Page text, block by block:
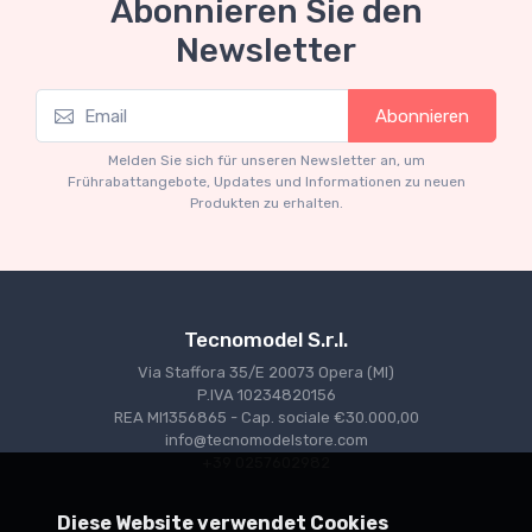
Mythos Collection 1-18
Ferrari 166 MM Abarth Metallic Silver Press
€227.05 €239.00
Abonnieren Sie den
Newsletter
Abonnieren
Melden Sie sich für unseren Newsletter an, um
Frührabattangebote, Updates und Informationen zu neuen
Produkten zu erhalten.
Tecnomodel S.r.l.
Via Staffora 35/E 20073 Opera (MI)
P.IVA 10234820156
REA MI1356865 - Cap. sociale €30.000,00
info@tecnomodelstore.com
Diese Website verwendet Cookies